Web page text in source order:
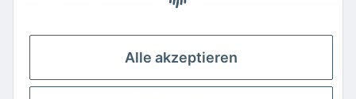
Kauf auf RechnungAlle akzeptieren